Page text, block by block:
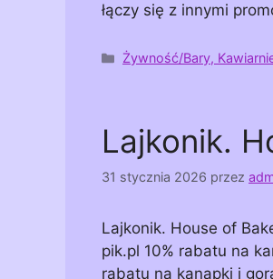
łączy się z innymi
Kategorie
Żywność/Bary,
Lajkonik.
31 stycznia 2026 przez
Lajkonik. House of
pik.pl 10% rabatu na
rabatu na kanapki i